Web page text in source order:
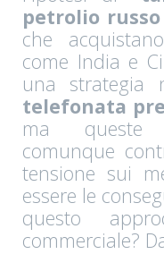
petrolio russo
che
come India e
una strategia
telefonata
ma queste
comunque
tensione sui
essere le
questo
commerciale?